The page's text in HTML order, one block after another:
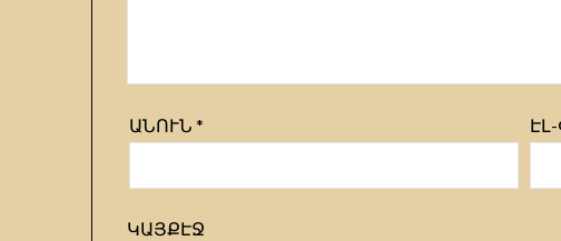
ԱՆՈՒՆ*
ԿԱՅՔԷՋ